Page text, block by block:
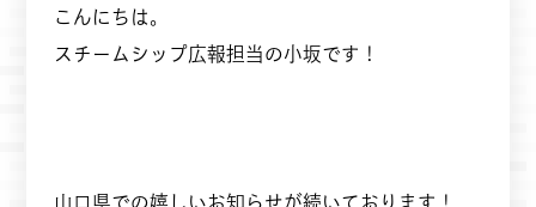
こんにちは。
スチームシップ広報担当の小坂です！
山口県での嬉しいお知らせが続いております！